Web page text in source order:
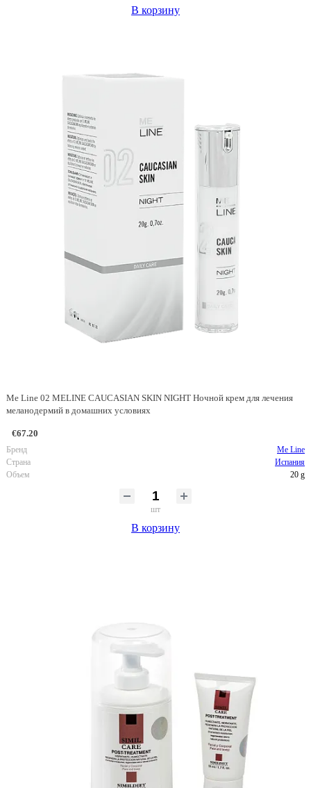
В корзину
Me Line 02 MELINE CAUCASIAN SKIN NIGHT Ночной крем для лечения
меланодермий в домашних условиях
€67.20
Бренд
Me Line
Страна
Испания
Объем
20 g
шт
В корзину